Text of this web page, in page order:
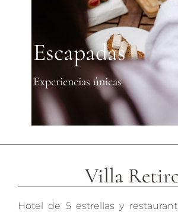
Escapadas
Experiencias únicas
Villa
Hotel de 5 estrellas y